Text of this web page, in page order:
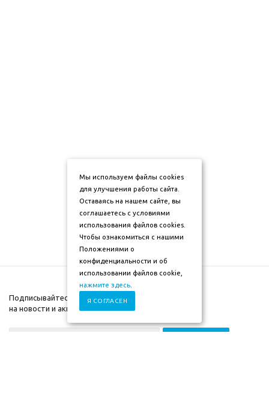
Подписывайтесь
на новости и акции
Мы используем файлы cookies
для улучшения работы сайта.
Оставаясь на нашем сайте, вы
соглашаетесь с условиями
использования файлов cookies.
Чтобы ознакомиться с нашими
Положениями о
конфиденциальности и об
использовании файлов cookie,
нажмите здесь
Я СОГЛАСЕН